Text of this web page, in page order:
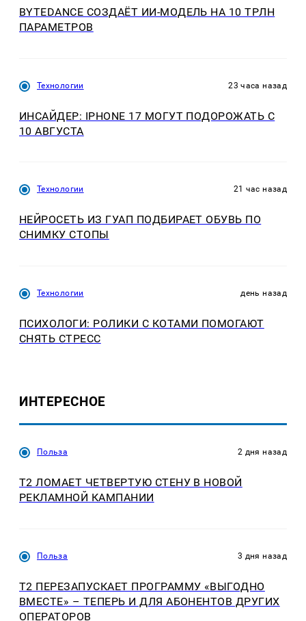
BYTEDANCE СОЗДАЁТ ИИ-МОДЕЛЬ НА 10 ТРЛН
ПАРАМЕТРОВ
Технологии 23 часа назад
ИНСАЙДЕР: IPHONE 17 МОГУТ ПОДОРОЖАТЬ С
10 АВГУСТА
Технологии 21 час назад
НЕЙРОСЕТЬ ИЗ ГУАП ПОДБИРАЕТ ОБУВЬ ПО
СНИМКУ СТОПЫ
Технологии день назад
ПСИХОЛОГИ: РОЛИКИ С КОТАМИ ПОМОГАЮТ
СНЯТЬ СТРЕСС
ИНТЕРЕСНОЕ
Польза 2 дня назад
Т2 ЛОМАЕТ ЧЕТВЕРТУЮ СТЕНУ В НОВОЙ
РЕКЛАМНОЙ КАМПАНИИ
Польза 3 дня назад
Т2 ПЕРЕЗАПУСКАЕТ ПРОГРАММУ «ВЫГОДНО
ВМЕСТЕ» – ТЕПЕРЬ И ДЛЯ АБОНЕНТОВ ДРУГИХ
ОПЕРАТОРОВ